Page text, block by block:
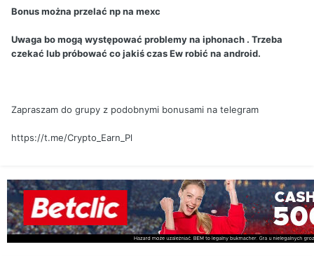
Bonus można przelać np na mexc
Uwaga bo mogą występować problemy na iphonach . Trzeba
czekać lub próbować co jakiś czas Ew robić na android.
Zapraszam do grupy z podobnymi bonusami na telegram
https://t.me/Crypto_Earn_Pl